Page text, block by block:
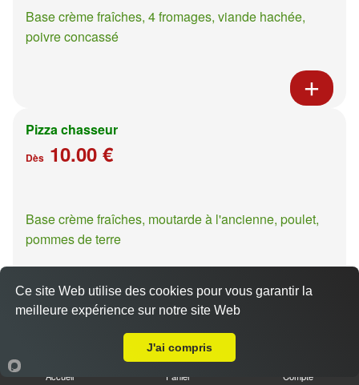
Base crème fraîches, 4 fromages, viande hachée,
poivre concassé
Pizza chasseur
Dès 10.00 €
Base crème fraîches, moutarde à l'ancienne, poulet,
pommes de terre
Pizza casa presto
Accueil Panier Compte
Ce site Web utilise des cookies pour vous garantir la
meilleure expérience sur notre site Web
J'ai compris